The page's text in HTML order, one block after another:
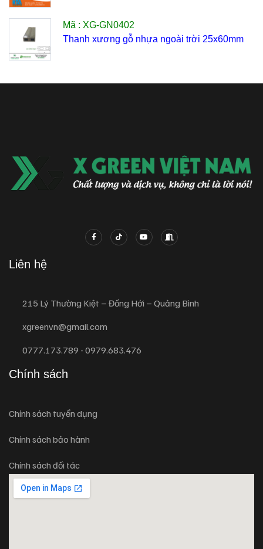
Mã : XG-GN0402
Thanh xương gỗ nhựa ngoài trời 25x60mm
Liên hệ
215 Lý Thường Kiệt – Đồng Hới – Quảng Bình
xgreenvn@gmail.com
0777.173.789 - 0979.683.476
Chính sách
Chính sách tuyển dụng
Chính sách bảo hành
Chính sách đối tác